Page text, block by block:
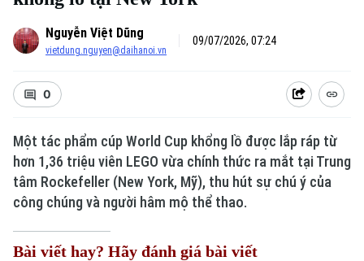
Nguyễn Việt Dũng
vietdung.nguyen@daihanoi.vn
09/07/2026, 07:24
0
Một tác phẩm cúp World Cup khổng lồ được lắp ráp từ
hơn 1,36 triệu viên LEGO vừa chính thức ra mắt tại Trung
tâm Rockefeller (New York, Mỹ), thu hút sự chú ý của
công chúng và người hâm mộ thể thao.
Bài viết hay? Hãy đánh giá bài viết